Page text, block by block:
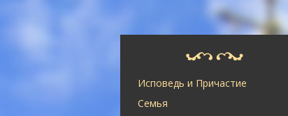
Исповедь и Причастие
Семья